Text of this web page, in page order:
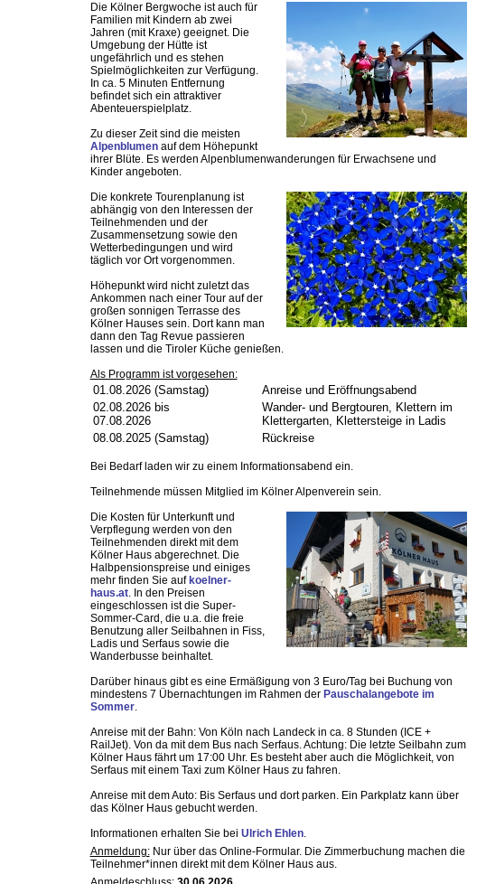
Die Kölner Bergwoche ist auch für
Familien mit Kindern ab zwei
Jahren (mit Kraxe) geeignet. Die
Umgebung der Hütte ist
ungefährlich und es stehen
Spielmöglichkeiten zur Verfügung.
In ca. 5 Minuten Entfernung
befindet sich ein attraktiver
Abenteuerspielplatz.
Zu dieser Zeit sind die meisten
Alpenblumenauf dem Höhepunkt
ihrer Blüte. Es werden Alpenblumenwanderungen für Erwachsene und
Kinder angeboten.
Die konkrete Tourenplanung ist
abhängig von den Interessen der
Teilnehmenden und der
Zusammensetzung sowie den
Wetterbedingungen und wird
täglich vor Ort vorgenommen.
Höhepunkt wird nicht zuletzt das
Ankommen nach einer Tour auf der
großen sonnigen Terrasse des
Kölner Hauses sein. Dort kann man
dann den Tag Revue passieren
lassen und die Tiroler Küche genießen.
Als Programm ist vorgesehen:
01.08.2026 (Samstag)
Anreise und Eröffnungsabend
02.08.2026 bis
07.08.2026
Wander- und Bergtouren, Klettern im
Klettergarten, Klettersteige in Ladis
08.08.2025 (Samstag)
Rückreise
Bei Bedarf laden wir zu einem Informationsabend ein.
Teilnehmende müssen Mitglied im Kölner Alpenverein sein.
Die Kosten für Unterkunft und
Verpflegung werden von den
Teilnehmenden direkt mit dem
Kölner Haus abgerechnet. Die
Halbpensionspreise und einiges
mehr finden Sie auf koelner-
haus.at. In den Preisen
eingeschlossen ist die Super-
Sommer-Card, die u.a. die freie
Benutzung aller Seilbahnen in Fiss,
Ladis und Serfaus sowie die
Wanderbusse beinhaltet.
Darüber hinaus gibt es eine Ermäßigung von 3 Euro/Tag bei Buchung von
mindestens 7 Übernachtungen im Rahmen der Pauschalangebote im
Sommer.
Anreise mit der Bahn: Von Köln nach Landeck in ca. 8 Stunden (ICE +
RailJet). Von da mit dem Bus nach Serfaus. Achtung: Die letzte Seilbahn zum
Kölner Haus fährt um 17:00 Uhr. Es besteht aber auch die Möglichkeit, von
Serfaus mit einem Taxi zum Kölner Haus zu fahren.
Anreise mit dem Auto: Bis Serfaus und dort parken. Ein Parkplatz kann über
das Kölner Haus gebucht werden.
Informationen erhalten Sie bei Ulrich Ehlen.
Anmeldung:Nur über das Online-Formular. Die Zimmerbuchung machen die
Teilnehmer*innen direkt mit dem Kölner Haus aus.